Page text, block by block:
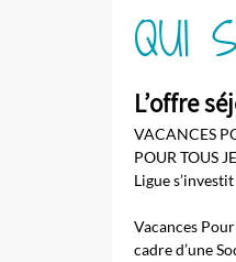
QUI
L’offre
VACANCES
POUR TOUS
Ligue
Vacances
cadre d’une